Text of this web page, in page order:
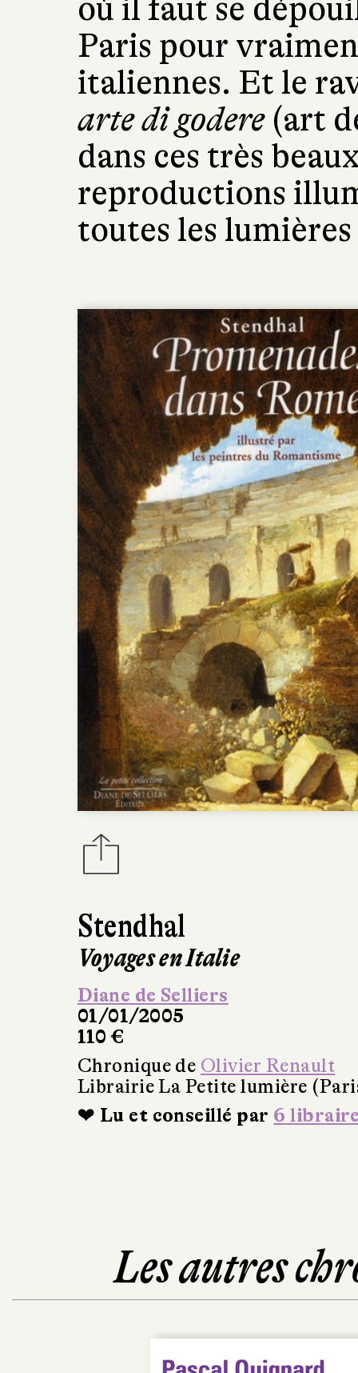
Stendhal
Voyages en Italie
Diane de Selliers
01/01/2005
110 €
Chronique de Olivier Renault
Librairie La Petite lumière
❤ Lu et conseillé par 6
où il faut se
Paris pour
italiennes. Et le
arte di godere(art
dans ces très
reproductions
toutes les
Les autres